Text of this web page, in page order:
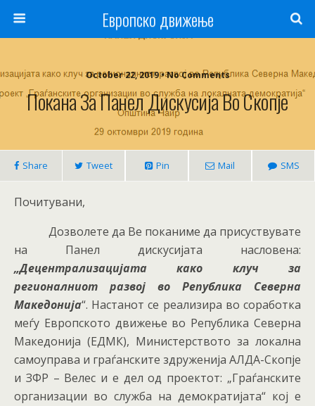
Европско движење
October 22, 2019 • No Comments
Покана За Панел Дискусија Во Скопје
Share Tweet Pin Mail SMS
Почитувани,
Дозволете да Ве поканиме да присуствувате
на Панел дискусијата насловена:
„Децентрализацијата како клуч за
регионалниот развој во Република Северна
Македонија“. Настанот се реализира во соработка
меѓу Европското движење во Република Северна
Македонија (ЕДМК), Министерството за локална
самоуправа и граѓанските здруженија АЛДА-Скопје
и ЗФР – Велес и е дел од проектот: „Граѓанските
организации во служба на демократијата“ кој е